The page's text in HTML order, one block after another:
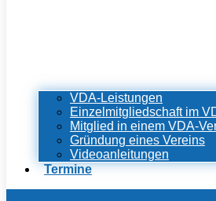
VDA-Leistungen
Einzelmitgliedschaft im
Mitglied in einem VDA-
Gründung eines Vereins
Videoanleitungen
Termine